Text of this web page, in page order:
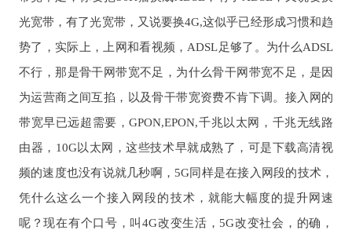
光宽带，有了光宽带，又说要换4G,这似乎已经形成习惯和趋
势了，实际上，上网和看视频，ADSL足够了。为什么ADSL
不行，那是骨干网带宽不足，为什么骨干网带宽不足，是因
为运营商之间互掐，以及骨干带宽资费不肯下调。接入网的
带宽早已远超需要，GPON,EPON,千兆以太网，千兆无线路
由器，10G以太网，这些技术早就成熟了，可是下载高清视
频的速度也没有说就几秒啊，5G同样是在接入网段的技术，
凭什么这么一个接入网段的技术，就能大幅度的提升网速
呢？现在有个口号，叫4G改变生活，5G改变社会，的确，